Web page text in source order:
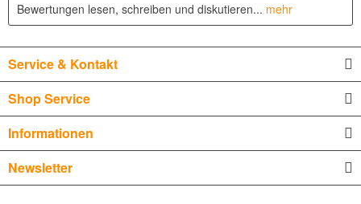
Bewertungen lesen, schreiben und diskutieren... mehr
Service & Kontakt
Shop Service
Informationen
Newsletter